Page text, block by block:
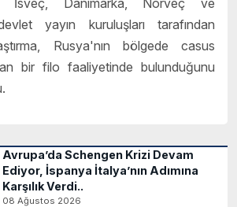
yayın kuruluşları tarafından
Rusya'nın bölgede casus
bir filo faaliyetinde bulunduğunu
Avrupa’da Schengen Krizi Devam
Ediyor, İspanya İtalya’nın Adımına
Karşılık Verdi..
08 Ağustos 2026